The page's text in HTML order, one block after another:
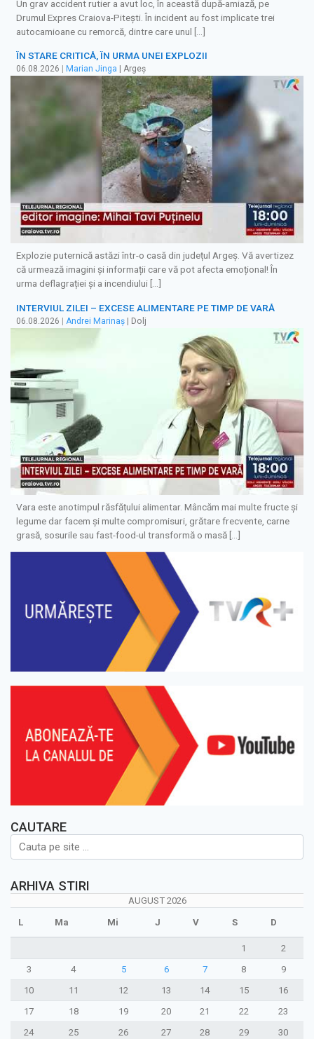
Un grav accident rutier a avut loc, în această după-amiază, pe
Drumul Expres Craiova-Pitești. În incident au fost implicate trei
autocamioane cu remorcă, dintre care unul […]
ÎN STARE CRITICĂ, ÎN URMA UNEI EXPLOZII
06.08.2026 Marian Jinga | Argeș
Explozie puternică astăzi într-o casă din județul Argeș. Vă avertizez
că urmează imagini și informații care vă pot afecta emoțional! În
urma deflagrației și a incendiului […]
INTERVIUL ZILEI – EXCESE ALIMENTARE PE TIMP DE VARĂ
06.08.2026 | Andrei Marinaș | Dolj
Vara este anotimpul răsfățului alimentar. Mâncăm mai multe fructe și
legume dar facem și multe compromisuri, grătare frecvente, carne
grasă, sosurile sau fast-food-ul transformă o masă […]
CAUTARE
ARHIVA STIRI
AUGUST 2026
L Ma Mi J V S D
1
2
3
4 5 6 7 8
9
10
11 12 13 14 15
16
17
18 19 20 21 22
23
24
25 26 27 28 29
30